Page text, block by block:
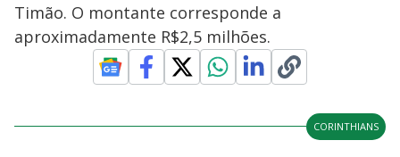
Timão. O montante corresponde a
aproximadamente R$2,5 milhões.
CORINTHIANS